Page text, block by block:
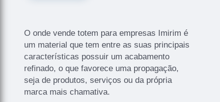
O onde vende totem para empresas Imirim é
um material que tem entre as suas principais
características possuir um acabamento
refinado, o que favorece uma propagação,
seja de produtos, serviços ou da própria
marca mais chamativa.